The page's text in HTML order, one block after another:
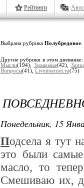
Рейтинги
Выбрана рубрика Полубредовое
Другие рубрики в этом
Мысли(194), Знакомые(42),
Вопросы(41), Liveinternet.ru(75)
Понедельник, 15
Подсела я тут
это были
масло, то
Смешиваю их,